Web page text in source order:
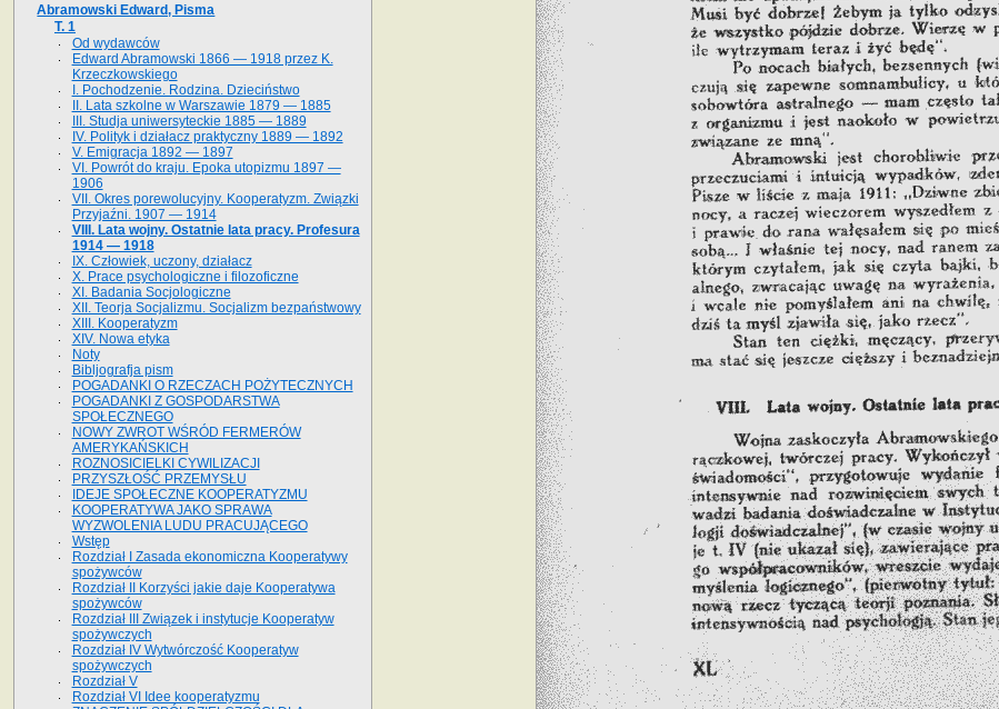
Abramowski Edward, Pisma
T. 1
Od wydawców
Edward Abramowski 1866 — 1918 przez K.
Krzeczkowskiego
I. Pochodzenie. Rodzina. Dzieciństwo
II. Lata szkolne w Warszawie 1879 — 1885
III. Studja uniwersyteckie 1885 — 1889
IV. Polityk i działacz praktyczny 1889 — 1892
V. Emigracja 1892 — 1897
VI. Powrót do kraju. Epoka utopizmu 1897 —
1906
VII. Okres porewolucyjny. Kooperatyzm. Związki
Przyjaźni. 1907 — 1914
VIII. Lata wojny. Ostatnie lata pracy. Profesura
1914 — 1918
IX. Człowiek, uczony, działacz
X. Prace psychologiczne i filozoficzne
XI. Badania Socjologiczne
XII. Teorja Socjalizmu. Socjalizm bezpaństwowy
XIII. Kooperatyzm
XIV. Nowa etyka
Noty
Bibljografja pism
POGADANKI O RZECZACH POŻYTECZNYCH
POGADANKI Z GOSPODARSTWA
SPOŁECZNEGO
NOWY ZWROT WŚRÓD FERMERÓW
AMERYKAŃSKICH
ROZNOSICIELKI CYWILIZACJI
PRZYSZŁOŚĆ PRZEMYSŁU
IDEJE SPOŁECZNE KOOPERATYZMU
KOOPERATYWA JAKO SPRAWA
WYZWOLENIA LUDU PRACUJĄCEGO
Wstęp
Rozdział I Zasada ekonomiczna Kooperatywy
spożywców
Rozdział II Korzyści jakie daje Kooperatywa
spożywców
Rozdział III Związek i instytucje Kooperatyw
spożywczych
Rozdział IV Wytwórczość Kooperatyw
spożywczych
Rozdział V
Rozdział VI Idee kooperatyzmu